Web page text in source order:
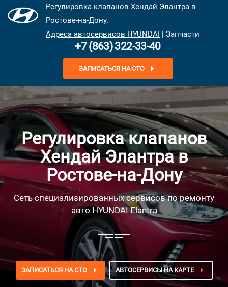
Регулировка клапанов Хендай Элантра в
Ростове-на-Дону.
Адреса автосервисов HYUNDAI | Запчасти
+7 (863) 322-33-40
ЗАПИСАТЬСЯ НА СТО
Регулировка клапанов
Хендай Элантра в
Ростове-на-Дону
Сеть специализированных сервисов по ремонту
авто HYUNDAI Elantra
ЗАПИСАТЬСЯ НА СТО АВТОСЕРВИСЫ НА КАРТЕ